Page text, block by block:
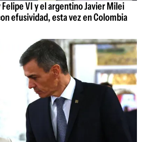
Felipe VI y el argentino Javier Milei
efusividad, esta vez en Colombia